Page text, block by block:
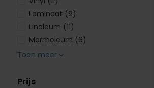
Laminaat (9)
Linoleum (11)
Marmoleum (6)
Toon meer
Prijs